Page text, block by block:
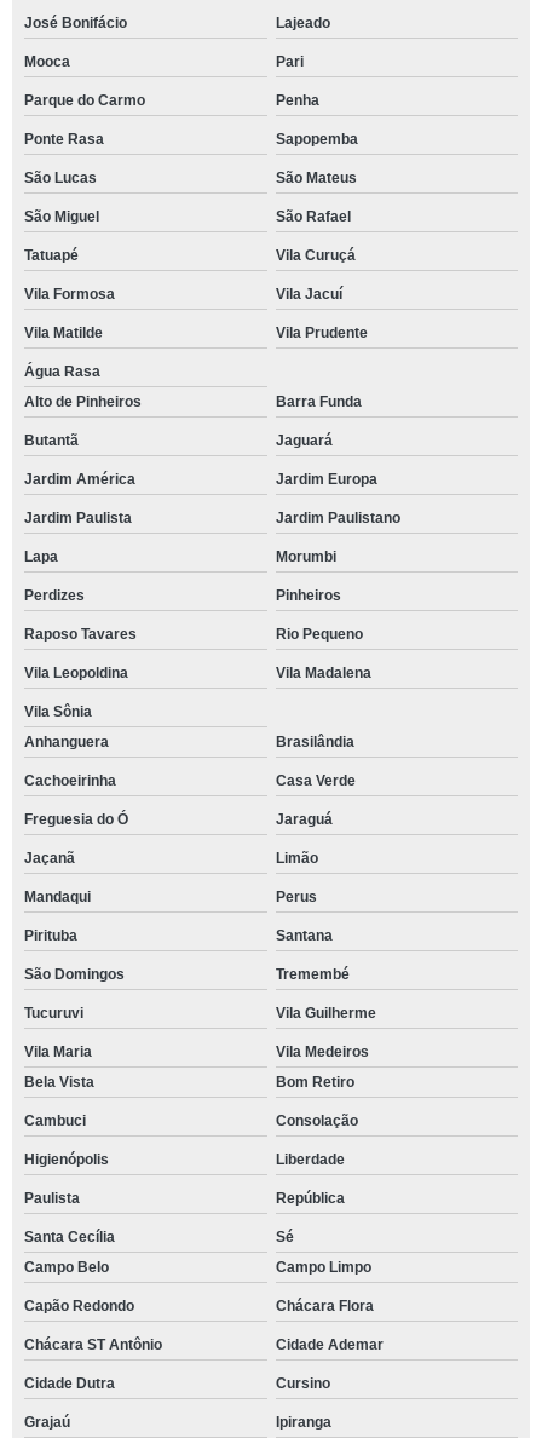
José Bonifácio Lajeado
Mooca Pari
Parque do Carmo Penha
Ponte Rasa Sapopemba
São Lucas São Mateus
São Miguel São Rafael
Tatuapé Vila Curuçá
Vila Formosa Vila Jacuí
Vila Matilde Vila Prudente
Água Rasa
Alto de Pinheiros
Barra Funda
Butantã Jaguará
Jardim América Jardim Europa
Jardim Paulista Jardim Paulistano
Lapa Morumbi
Perdizes Pinheiros
Raposo Tavares Rio Pequeno
Vila Leopoldina Vila Madalena
Vila Sônia
Anhanguera
Brasilândia
Cachoeirinha Casa Verde
Freguesia do Ó Jaraguá
Jaçanã Limão
Mandaqui Perus
Pirituba Santana
São Domingos Tremembé
Tucuruvi Vila Guilherme
Vila Maria
Vila Medeiros
Bela Vista
Bom Retiro
Cambuci Consolação
Higienópolis Liberdade
Paulista República
Santa Cecília
Sé
Campo Belo
Campo Limpo
Capão Redondo Chácara Flora
Chácara ST Antônio Cidade Ademar
Cidade Dutra Cursino
Grajaú Ipiranga